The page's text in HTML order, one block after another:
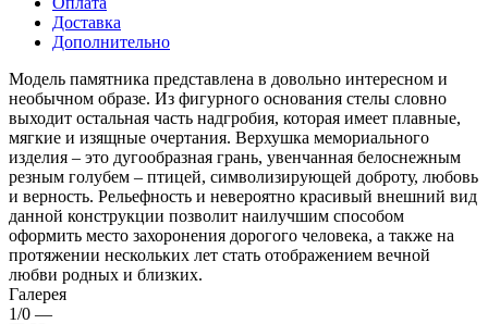
Доставка
Дополнительно
Модель памятника представлена в довольно интересном и
необычном образе. Из фигурного основания стелы словно
выходит остальная часть надгробия, которая имеет плавные,
мягкие и изящные очертания. Верхушка мемориального
изделия – это дугообразная грань, увенчанная белоснежным
резным голубем – птицей, символизирующей доброту, любовь
и верность. Рельефность и невероятно красивый внешний вид
данной конструкции позволит наилучшим способом
оформить место захоронения дорогого человека, а также на
протяжении нескольких лет стать отображением вечной
любви родных и близких.
Галерея
1/0 —